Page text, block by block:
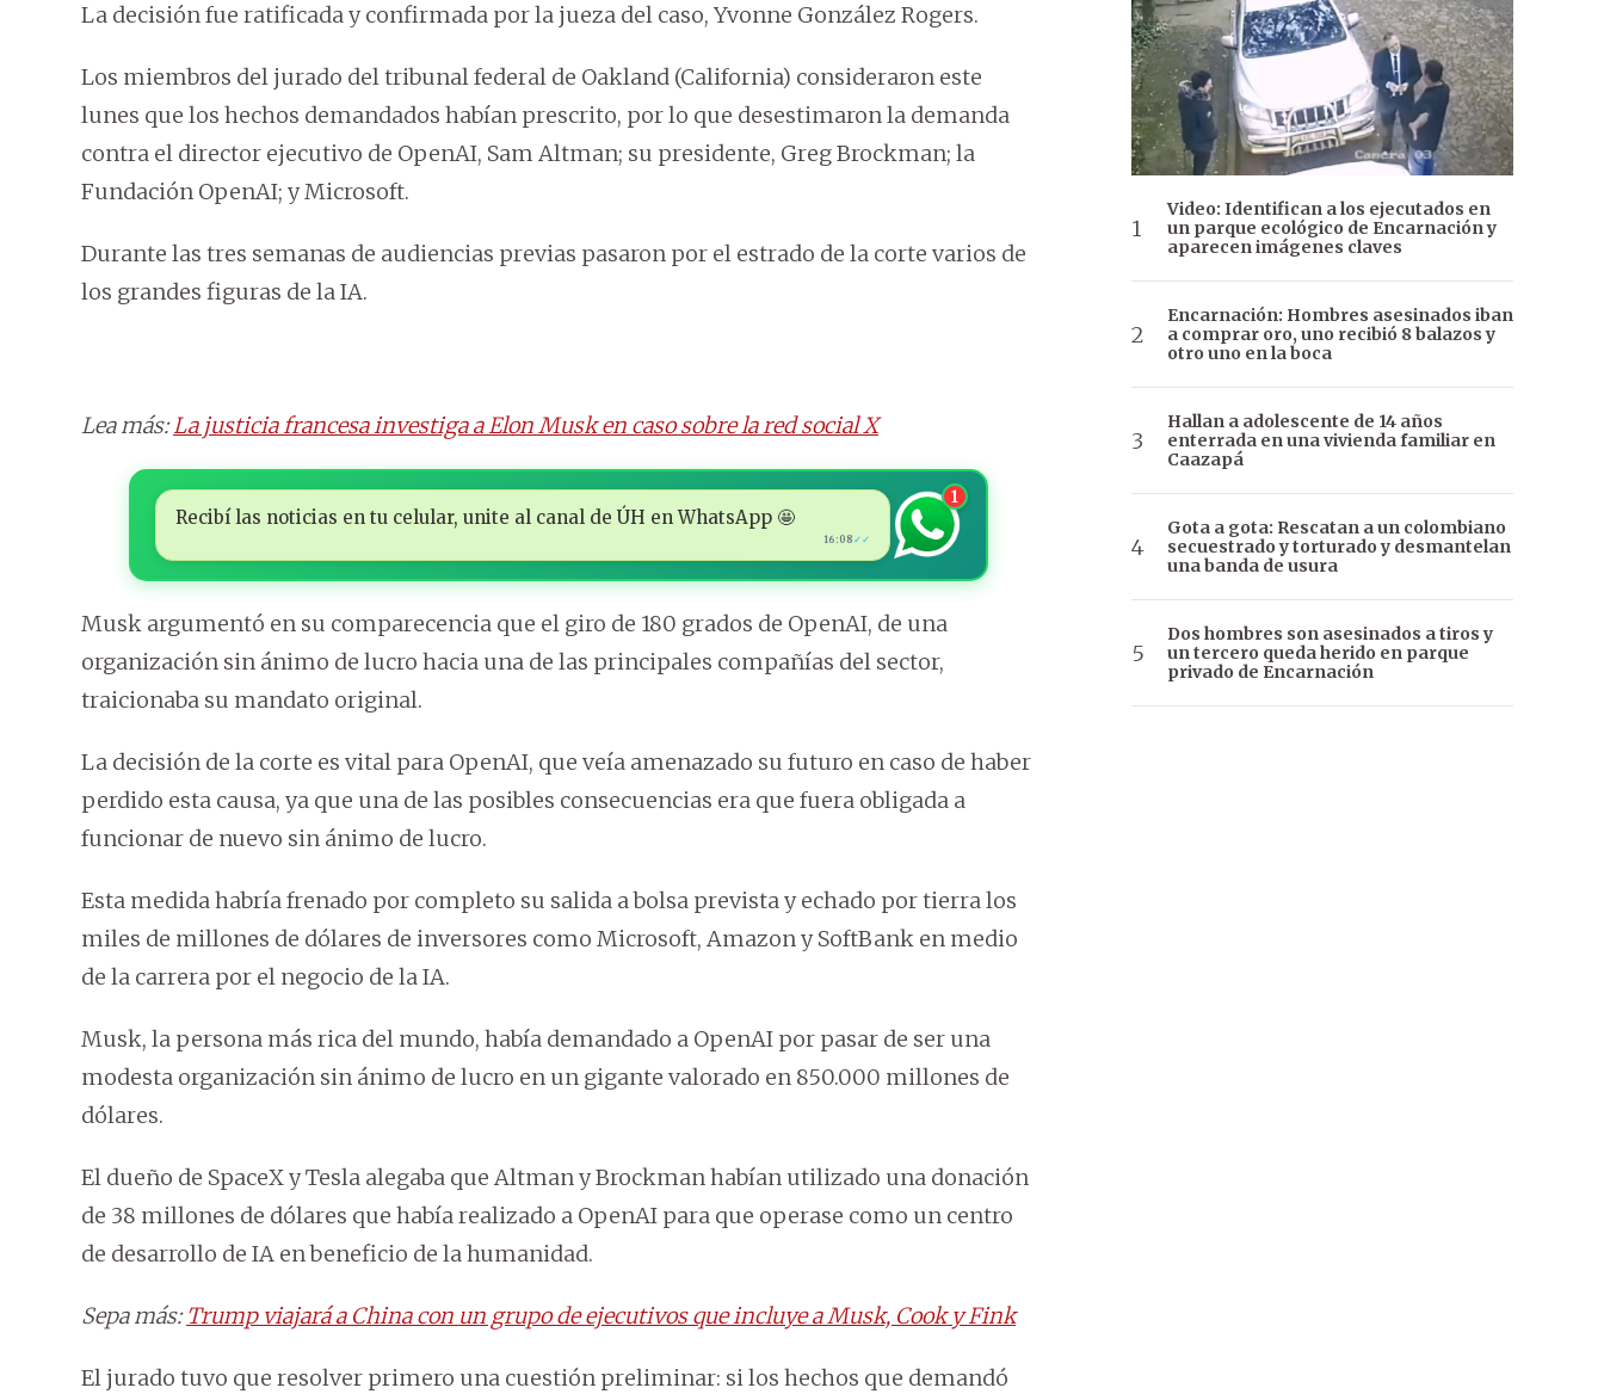
La decisión fue ratificada y confirmada por la jueza del caso, Yvonne González Rogers.
Los miembros del jurado del tribunal federal de Oakland (California) consideraron este
lunes que los hechos demandados habían prescrito, por lo que desestimaron la demanda
contra el director ejecutivo de OpenAI, Sam Altman; su presidente, Greg Brockman; la
Fundación OpenAI; y Microsoft.
Durante las tres semanas de audiencias previas pasaron por el estrado de la corte varios de
los grandes figuras de la IA.
Lea más:La justicia francesa investiga a Elon Musk en caso sobre la red social X
Recibí las noticias en tu celular, unite al canal de ÚH en WhatsApp 🤩
16:08 ✓✓
1
Musk argumentó en su comparecencia que el giro de 180 grados de OpenAI, de una
organización sin ánimo de lucro hacia una de las principales compañías del sector,
traicionaba su mandato original.
La decisión de la corte es vital para OpenAI, que veía amenazado su futuro en caso de haber
perdido esta causa, ya que una de las posibles consecuencias era que fuera obligada a
funcionar de nuevo sin ánimo de lucro.
Esta medida habría frenado por completo su salida a bolsa prevista y echado por tierra los
miles de millones de dólares de inversores como Microsoft, Amazon y SoftBank en medio
de la carrera por el negocio de la IA.
Musk, la persona más rica del mundo, había demandado a OpenAI por pasar de ser una
modesta organización sin ánimo de lucro en un gigante valorado en 850.000 millones de
dólares.
El dueño de SpaceX y Tesla alegaba que Altman y Brockman habían utilizado una donación
de 38 millones de dólares que había realizado a OpenAI para que operase como un centro
de desarrollo de IA en beneficio de la humanidad.
Sepa más:Trump viajará a China con un grupo de ejecutivos que incluye a Musk, Cook y Fink
El jurado tuvo que resolver primero una cuestión preliminar: si los hechos que demandó
Video: Identifican a los ejecutados en
un parque ecológico de Encarnación y
aparecen imágenes claves
Encarnación: Hombres asesinados iban
a comprar oro, uno recibió 8 balazos y
otro uno en la boca
Hallan a adolescente de 14 años
enterrada en una vivienda familiar en
Caazapá
Gota a gota: Rescatan a un colombiano
secuestrado y torturado y desmantelan
una banda de usura
Dos hombres son asesinados a tiros y
un tercero queda herido en parque
privado de Encarnación